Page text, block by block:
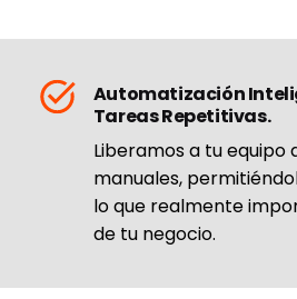
Automatización
Tareas Repetitivas.
Liberamos a tu equipo
manuales,
lo que realmente
de tu negocio.